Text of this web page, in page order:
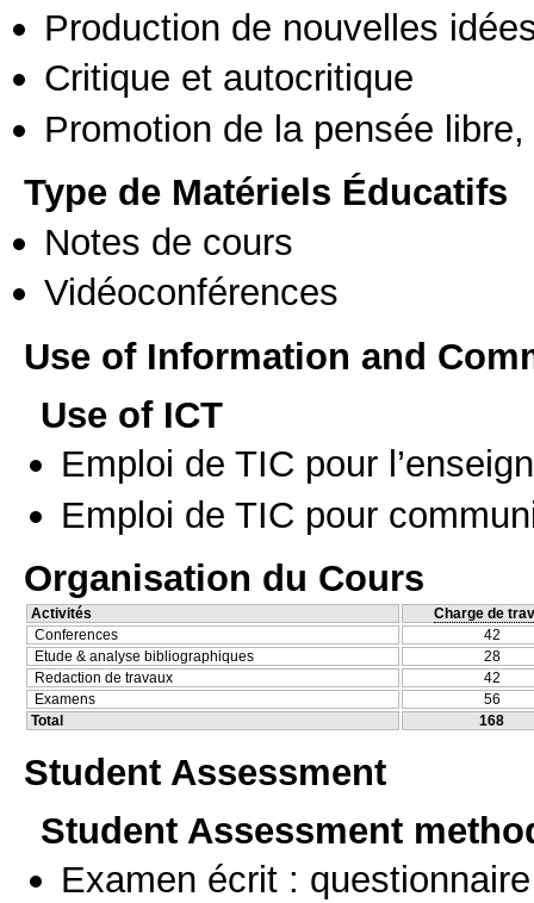
Production de nouvelles
Critique et autocritique
Promotion de la pensée
Type de Matériels Éducatifs
Notes de cours
Vidéoconférences
Use of Information and
Use of ICT
Emploi de TIC pour
Emploi de TIC pour
Organisation du Cours
Activités
Charge de
Conferences
42
Etude & analyse bibliographiques
28
Redaction de travaux
42
Examens
56
Total
168
Student Assessment
Student Assessment
Examen écrit :